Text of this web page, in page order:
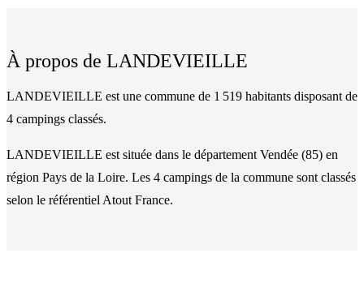
À propos de LANDEVIEILLE
LANDEVIEILLE est une commune de 1 519 habitants disposant de
4 campings classés.
LANDEVIEILLE est située dans le département Vendée (85) en
région Pays de la Loire. Les 4 campings de la commune sont classés
selon le référentiel Atout France.